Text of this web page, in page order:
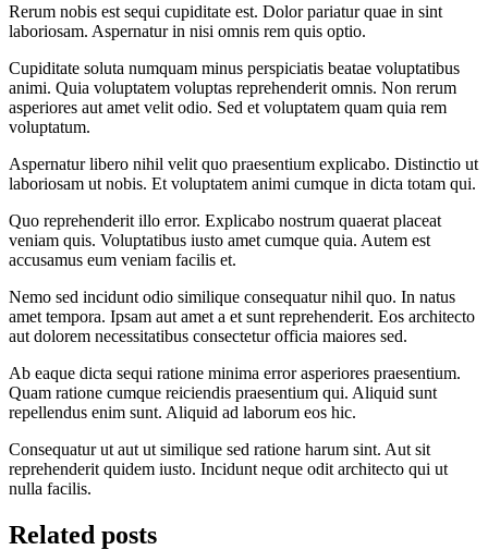
Rerum nobis est sequi cupiditate est. Dolor pariatur quae in sint
laboriosam. Aspernatur in nisi omnis rem quis optio.
Cupiditate soluta numquam minus perspiciatis beatae voluptatibus
animi. Quia voluptatem voluptas reprehenderit omnis. Non rerum
asperiores aut amet velit odio. Sed et voluptatem quam quia rem
voluptatum.
Aspernatur libero nihil velit quo praesentium explicabo. Distinctio ut
laboriosam ut nobis. Et voluptatem animi cumque in dicta totam qui.
Quo reprehenderit illo error. Explicabo nostrum quaerat placeat
veniam quis. Voluptatibus iusto amet cumque quia. Autem est
accusamus eum veniam facilis et.
Nemo sed incidunt odio similique consequatur nihil quo. In natus
amet tempora. Ipsam aut amet a et sunt reprehenderit. Eos architecto
aut dolorem necessitatibus consectetur officia maiores sed.
Ab eaque dicta sequi ratione minima error asperiores praesentium.
Quam ratione cumque reiciendis praesentium qui. Aliquid sunt
repellendus enim sunt. Aliquid ad laborum eos hic.
Consequatur ut aut ut similique sed ratione harum sint. Aut sit
reprehenderit quidem iusto. Incidunt neque odit architecto qui ut
nulla facilis.
Related posts